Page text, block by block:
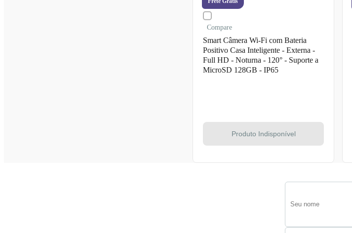
Compare
Smart Câmera Wi-Fi com Bateria
Positivo Casa Inteligente - Externa -
Full HD - Noturna - 120° - Suporte a
MicroSD 128GB - IP65
Produto Indisponível